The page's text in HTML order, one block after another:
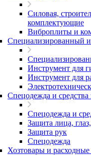
Силовая,
комплектующие
Виброплиты и
Специализированный
Инструмент для
Инструмент для
Спецодежда и
Спецодежда и
Защита лица,
Защита рук
Спецодежда
Хозтовары и